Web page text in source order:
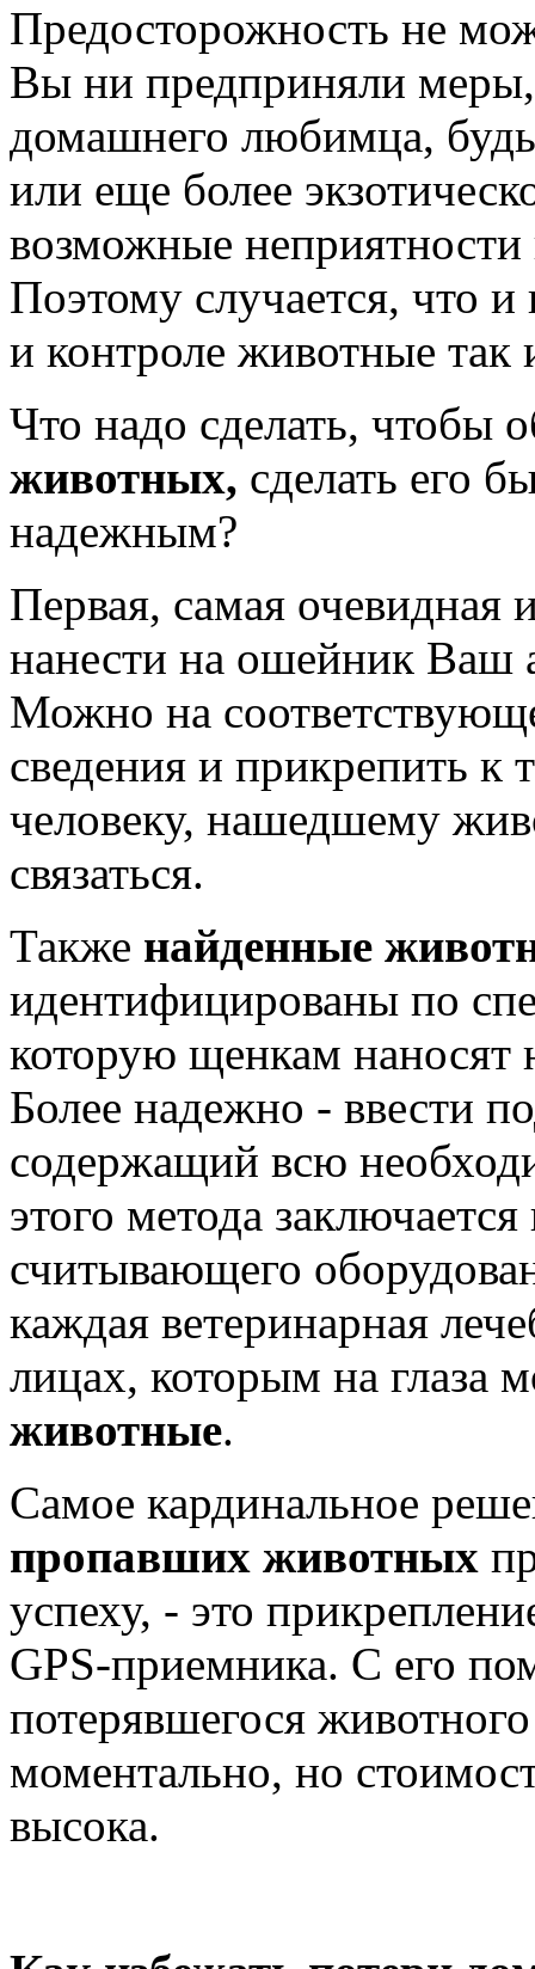
Предосторожность не
Вы ни предприняли меры,
домашнего любимца,
или еще более
возможные неприятности
Поэтому случается, что
и контроле животные так
Что надо сделать, чтобы
животных, сделать его
надежным?
Первая, самая очевидная
нанести на ошейник Ваш
Можно на
сведения и прикрепить к
человеку, нашедшему
связаться.
Также найденные
идентифицированы по
которую щенкам наносят
Более надежно - ввести
содержащий всю
этого метода
считывающего
каждая ветеринарная
лицах, которым на глаза
животные.
Самое кардинальное
пропавших животных
успеху, - это
GPS-приемника. С его
потерявшегося
моментально, но
высока.